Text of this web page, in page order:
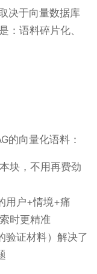
决于向量数据库
：语料碎片化、
的向量化语料：
块，不用再费劲
用户+情境+痛
时更精准
验证材料）解决了